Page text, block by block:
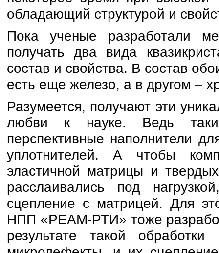
обладающий структурой и
Пока ученые разработали
получать два вида
состав и свойства. В состав
есть еще железо, а в другом –
Разумеется, получают эти
любви к науке. Ведь
перспективные наполнители
уплотнителей. А чтобы
эластичной матрицы и
расслаивались под
сцепление с матрицей. Для
НПП «РЕАМ-РТИ» тоже
результате такой